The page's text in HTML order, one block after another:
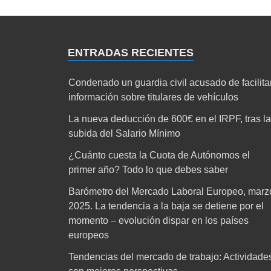
ENTRADAS RECIENTES
Condenado un guardia civil acusado de
información sobre titulares de vehículos
La nueva deducción de 600€ en el IRPF, tras la
subida del Salario Mínimo
¿Cuánto cuesta la Cuota de Autónomos el
primer año? Todo lo que debes saber
Barómetro del Mercado Laboral Europeo,
2025. La tendencia a la baja se detiene por el
momento – evolución dispar en los países
europeos
Tendencias del mercado de trabajo: